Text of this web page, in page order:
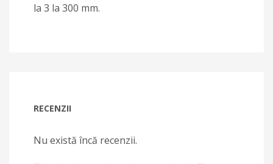
la 3 la 300 mm.
RECENZII
Nu există încă recenzii.